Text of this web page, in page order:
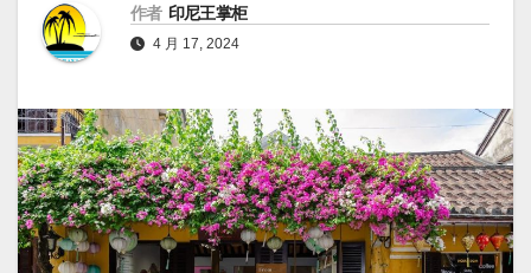
作者 印尼王掌柜
4 月 17, 2024